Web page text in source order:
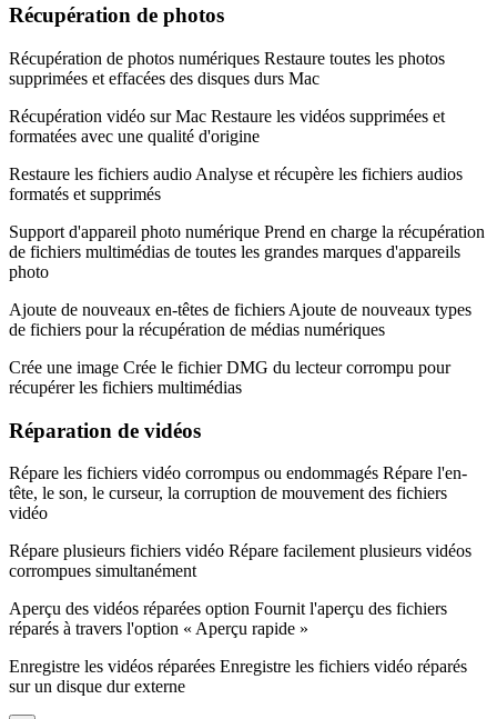
Récupération de photos
Récupération de photos numériques Restaure toutes les photos
supprimées et effacées des disques durs Mac
Récupération vidéo sur Mac Restaure les vidéos supprimées et
formatées avec une qualité d'origine
Restaure les fichiers audio Analyse et récupère les fichiers audios
formatés et supprimés
Support d'appareil photo numérique Prend en charge la récupération
de fichiers multimédias de toutes les grandes marques d'appareils
photo
Ajoute de nouveaux en-têtes de fichiers Ajoute de nouveaux types
de fichiers pour la récupération de médias numériques
Crée une image Crée le fichier DMG du lecteur corrompu pour
récupérer les fichiers multimédias
Réparation de vidéos
Répare les fichiers vidéo corrompus ou endommagés Répare l'en-
tête, le son, le curseur, la corruption de mouvement des fichiers
vidéo
Répare plusieurs fichiers vidéo Répare facilement plusieurs vidéos
corrompues simultanément
Aperçu des vidéos réparées option Fournit l'aperçu des fichiers
réparés à travers l'option « Aperçu rapide »
Enregistre les vidéos réparées Enregistre les fichiers vidéo réparés
sur un disque dur externe